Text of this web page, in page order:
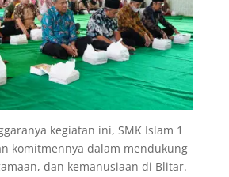
kegiatan ini, SMK Islam 1
komitmennya dalam mendukung
dan kemanusiaan di Blitar.